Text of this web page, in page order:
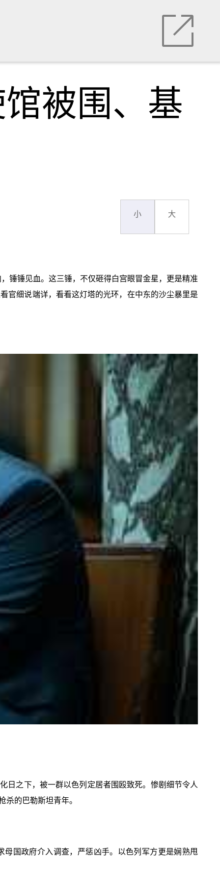
被围、基
小 大
锤锤见血。这三锤，不仅砸得白宫眼冒金星，更是精准
官细说端详，看看这灯塔的光环，在中东的沙尘暴里是
之下，被一群以色列定居者围殴致死。惨剧细节令人
的巴勒斯坦青年。
国政府介入调查，严惩凶手。以色列军方更是娴熟甩